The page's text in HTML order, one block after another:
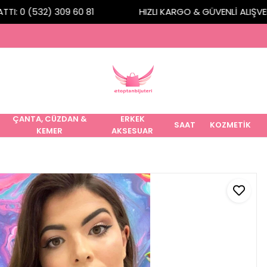
0 (532) 309 60 81 HIZLI KARGO & GÜVENLİ ALIŞVERİŞ
ÇANTA, CÜZDAN &
KEMER
ERKEK
AKSESUAR
SAAT KOZMETİK